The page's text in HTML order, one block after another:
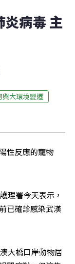
病毒 主
與大環境變遷
性反應的寵物
理署今天表示，
已確診感染武漢
大橋口岸動物居